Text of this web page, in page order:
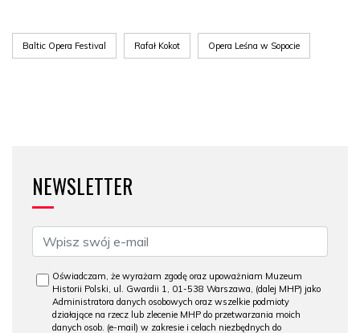
Baltic Opera Festival Rafał Kokot Opera Leśna w Sopocie
NEWSLETTER
Oświadczam, że wyrażam zgodę oraz upoważniam Muzeum
Historii Polski, ul. Gwardii 1, 01-538 Warszawa, (dalej MHP) jako
Administratora danych osobowych oraz wszelkie podmioty
działające na rzecz lub zlecenie MHP do przetwarzania moich
danych osob. (e-mail) w zakresie i celach niezbędnych do